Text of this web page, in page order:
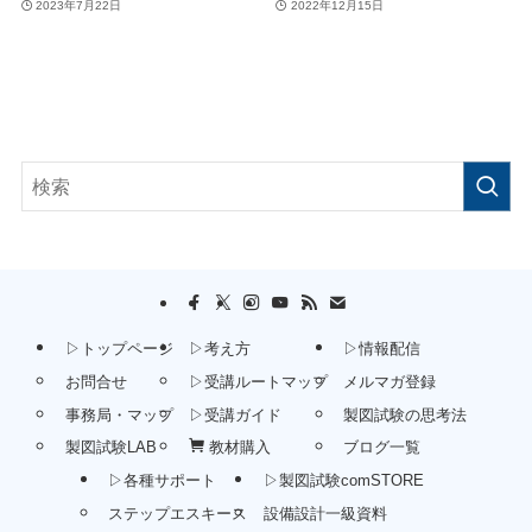
2023年7月22日 2022年12月15日
▷トップページ
お問合せ
事務局・マップ
製図試験LAB
▷考え方
▷受講ルートマップ
▷受講ガイド
教材購入
▷情報配信
メルマガ登録
製図試験の思考法
ブログ一覧
▷各種サポート
ステップエスキース
▷製図試験comSTORE
設備設計一級資料